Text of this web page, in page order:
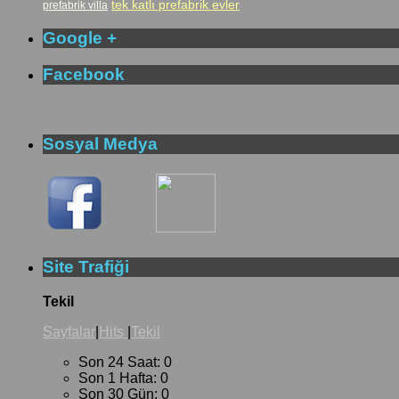
prefabrik villa tek katlı prefabrik evler
Google +
Facebook
Sosyal Medya
Site Trafiği
Tekil
Sayfalar Hits Tekil
Son 24 Saat: 0
Son 1 Hafta: 0
Son 30 Gün: 0